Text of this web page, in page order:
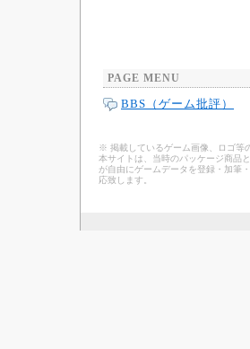
PAGE MENU
BBS（ゲーム批評）
※ 掲載しているゲーム画像、ロゴ等
本サイトは、当時のパッケージ商品
が自由にゲームデータを登録・加筆
応致します。